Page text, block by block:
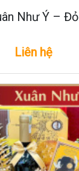
Như Ý – Đỏ
Liên hệ